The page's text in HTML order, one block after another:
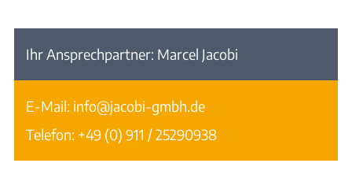
Ihr Ansprechpartner: Marcel Jacobi
E-Mail: info@jacobi-gmbh.de
Telefon: +49 (0) 911 / 25290938